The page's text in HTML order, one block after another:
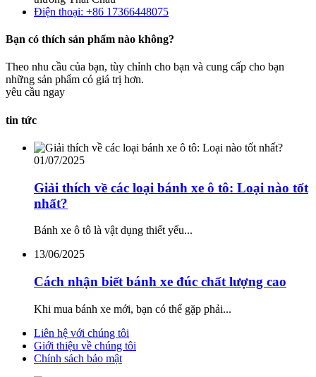
Điện thoại: +86 17366448075
Bạn có thích sản phẩm nào không?
Theo nhu cầu của bạn, tùy chỉnh cho bạn và cung cấp cho bạn
những sản phẩm có giá trị hơn.
yêu cầu ngay
tin tức
01/07/2025
Giải thích về các loại bánh xe ô tô: Loại nào tốt
nhất?
Bánh xe ô tô là vật dụng thiết yếu...
13/06/2025
Cách nhận biết bánh xe đúc chất lượng cao
Khi mua bánh xe mới, bạn có thể gặp phải...
Liên hệ với chúng tôi
Giới thiệu về chúng tôi
Chính sách bảo mật